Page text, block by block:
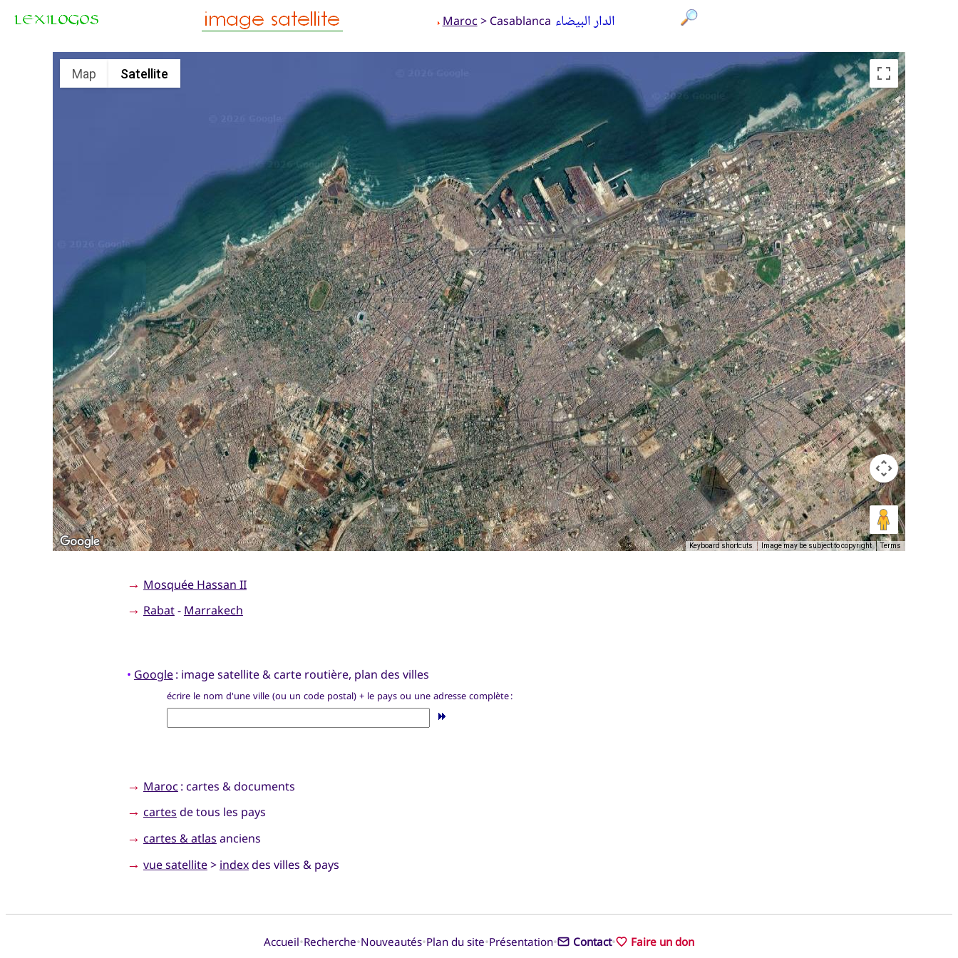
Maroc > Casablanca الدار البيضاء
Map Satellite
Keyboard shortcuts Image may be subject to copyright Terms
→ Mosquée Hassan II
→ Rabat- Marrakech
• Google: image satellite & carte routière, plan des villes
écrire le nom d'une ville (ou un code postal) + le pays ou une adresse complète :
→ Maroc : cartes & documents
→ cartes de tous les pays
→ cartes & atlas anciens
→ vue satellite> indexdes villes & pays
Accueil•Recherche•Nouveautés•Plan du site•Présentation• Contact• Faire un don